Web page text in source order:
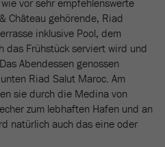
vor sehr empfehlenswerte
Château gehörende, Riad
inklusive Pool, dem
das Frühstück serviert wird und
Abendessen genossen
Riad Salut Maroc. Am
sie durch die Medina von
zum lebhaften Hafen und an
natürlich auch das eine oder